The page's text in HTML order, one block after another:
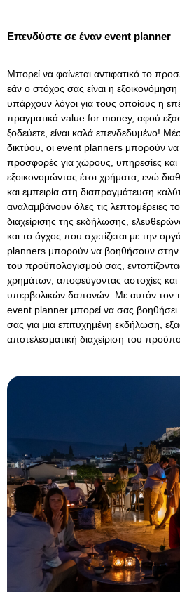
Επενδύστε σε έναν event planner
Μπορεί να φαίνεται αντιφατικό το
εάν ο στόχος σας είναι η
υπάρχουν λόγοι για τους οποίους η
πραγματικά value for money, αφού
ξοδεύετε, είναι καλά επενδεδυμένο!
δικτύου, οι event planners μπορούν
προσφορές για χώρους, υπηρεσίες
εξοικονομώντας έτσι χρήματα, ενώ
και εμπειρία στη διαπραγμάτευση
αναλαμβάνουν όλες τις λεπτομέρειες
διαχείρισης της εκδήλωσης,
και το άγχος που σχετίζεται με την
planners μπορούν να βοηθήσουν στην
του προϋπολογισμού σας,
χρημάτων, αποφεύγοντας αστοχίες και
υπερβολικών δαπανών. Με αυτόν τον
event planner μπορεί να σας βοηθήσει
σας για μια επιτυχημένη εκδήλωση,
αποτελεσματική διαχείριση του